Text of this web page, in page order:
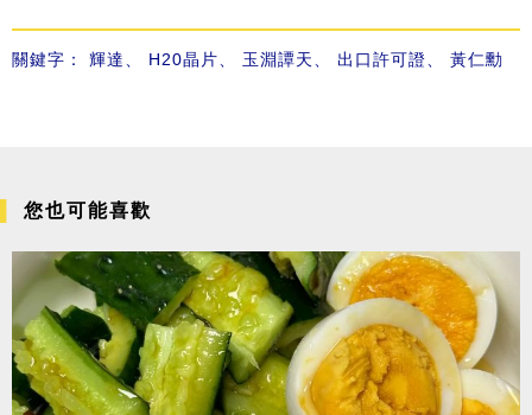
關鍵字： 輝達 H20晶片 玉淵譚天 出口許可證 黃仁勳
您也可能喜歡